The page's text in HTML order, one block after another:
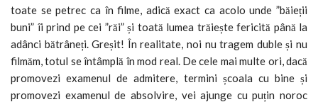
toate se petrec ca în filme, adică exact ca acolo unde ”băieții
buni” îi prind pe cei ”răi” și toată lumea trăiește fericită până la
adânci bătrâneți. Greșit! În realitate, noi nu tragem duble și nu
filmăm, totul se întâmplă în mod real. De cele mai multe ori, dacă
promovezi examenul de admitere, termini școala cu bine și
promovezi examenul de absolvire, vei ajunge cu puțin noroc